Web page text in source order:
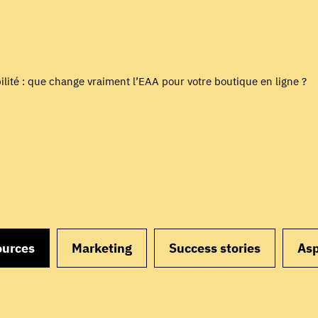
: que change vraiment l’EAA pour votre boutique en ligne ?
Marketing Success stories